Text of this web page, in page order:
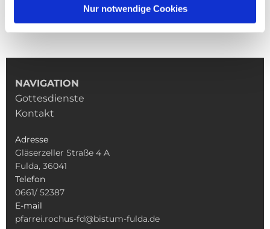
Nur notwendige Cookies
NAVIGATION
Gottesdienste
Kontakt
Adresse
Gläserzeller Straße 4 A
Fulda, 36041
Telefon
0661/ 52387
E-mail
pfarrei.rochus-fd@bistum-fulda.de